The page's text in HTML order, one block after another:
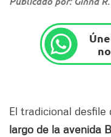
El tradicional desfile
largo de la avenida